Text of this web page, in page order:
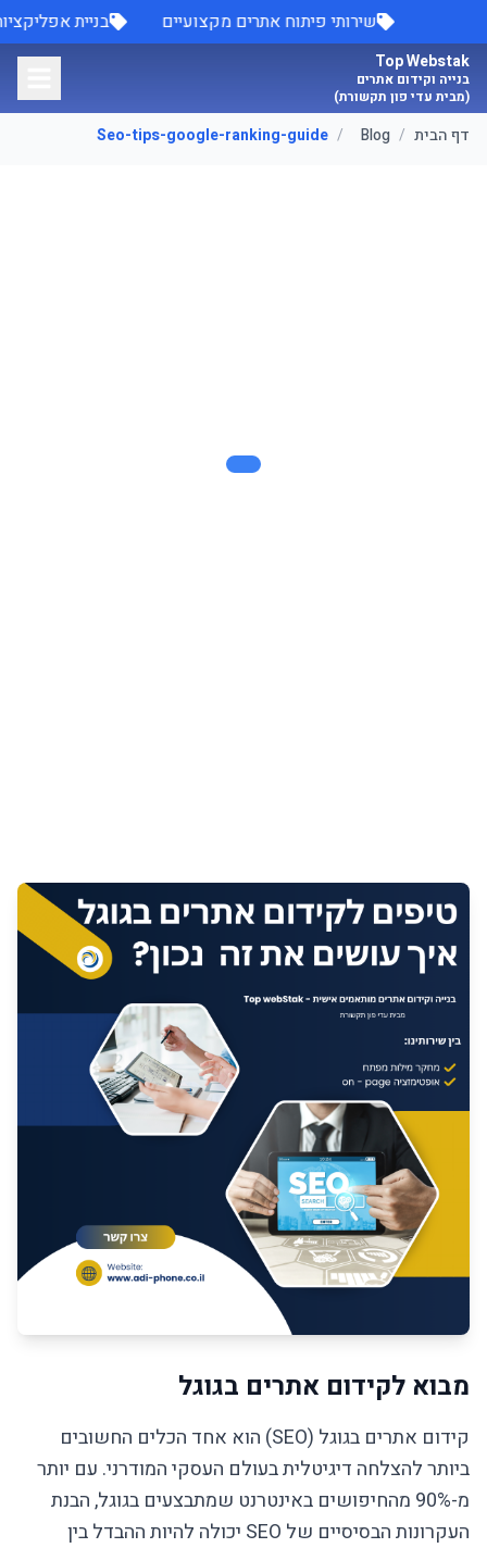
דלג לתוכן הראשישירותי פיתוח אתרים מקצועיים בניית
Top Webstak
בנייה וקידום אתרים
(מבית עדי פון תקשורת)
דף הבית /
Blog
/
Seo-tips-google-ranking-guide
מבוא לקידום אתרים בגוגל
קידום אתרים בגוגל (SEO) הוא אחד הכלים החשובים
ביותר להצלחה דיגיטלית בעולם העסקי המודרני. עם יותר
מ-90% מהחיפושים באינטרנט שמתבצעים בגוגל, הבנת
העקרונות הבסיסיים של SEO יכולה להיות ההבדל בין